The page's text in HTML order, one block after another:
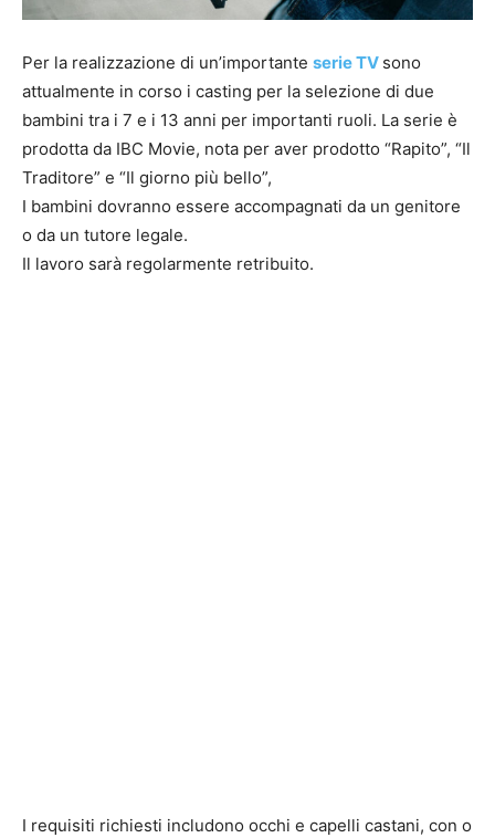
Per la realizzazione di un’importante serie TV sono
attualmente in corso i casting per la selezione di due
bambini tra i 7 e i 13 anni per importanti ruoli. La serie è
prodotta da IBC Movie, nota per aver prodotto “Rapito”, “Il
Traditore” e “Il giorno più bello”,
I bambini dovranno essere accompagnati da un genitore
o da un tutore legale.
Il lavoro sarà regolarmente retribuito.
I requisiti richiesti includono occhi e capelli castani, con o